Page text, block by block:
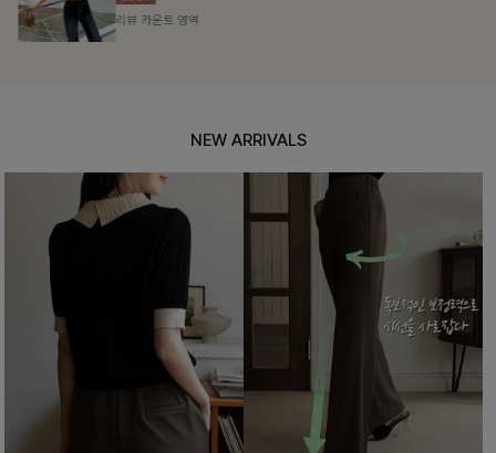
리뷰 카운트 영역
NEW ARRIVALS